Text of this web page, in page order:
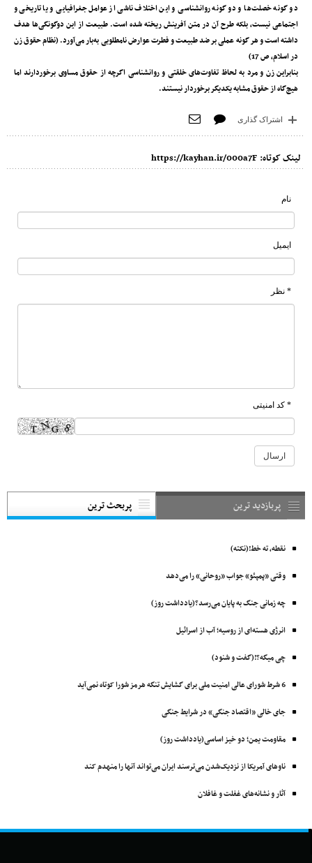
دو گونه خصلت‌ها و دو گونه روانشناسی و این اختلاف ناشی از عوامل جغرافیایی و یا تاریخی و
اجتماعی نیست، بلکه طرح آن در متن آفرینش ریخته شده است. طبیعت از این دوگونگی‌ها هدف
داشته است و هر گونه عملی بر ضد طبیعت و فطرت عوارض نامطلوبی به‌بار می‌آورد. (نظام حقوق زن
در اسلام، ص 17)
بنابراین زن و مرد به لحاظ تفاوت‌های خلقتی و روانشناسی اگرچه از حقوق مساوی برخوردارند اما
هیچ‌گاه از حقوق مشابه یکدیگر برخوردار نیستند.
اشتراک گذاری
لینک کوتاه: https://kayhan.ir/000a7F
نام
ایمیل
* نظر
* کد امنیتی
پربازدید ترین پربحث ترین
نقطه، ته خط!(نکته)
وقتی «پمپئو» جواب «روحانی» را می‌دهد
چه زمانی جنگ به پایان می‌رسد؟(یادداشت روز)
انرژی هسته‌ای از روسیه؛ آب از اسرائیل
چی میگه؟!(گفت و شنود)
6 شرط شورای عالی امنیت ملی برای گشایش تنگه هرمز شورا کوتاه نمی‌آید
جای خالی «اقتصاد جنگی» در شرایط جنگی
مقاومت یمن؛ دو خیز اساسی(یادداشت روز)
ناوهای آمریکا از نزدیک‌شدن می‌ترسند ایران می‌تواند آنها را منهدم ‌کند
آثار و نشانه‌های غفلت و غافلان